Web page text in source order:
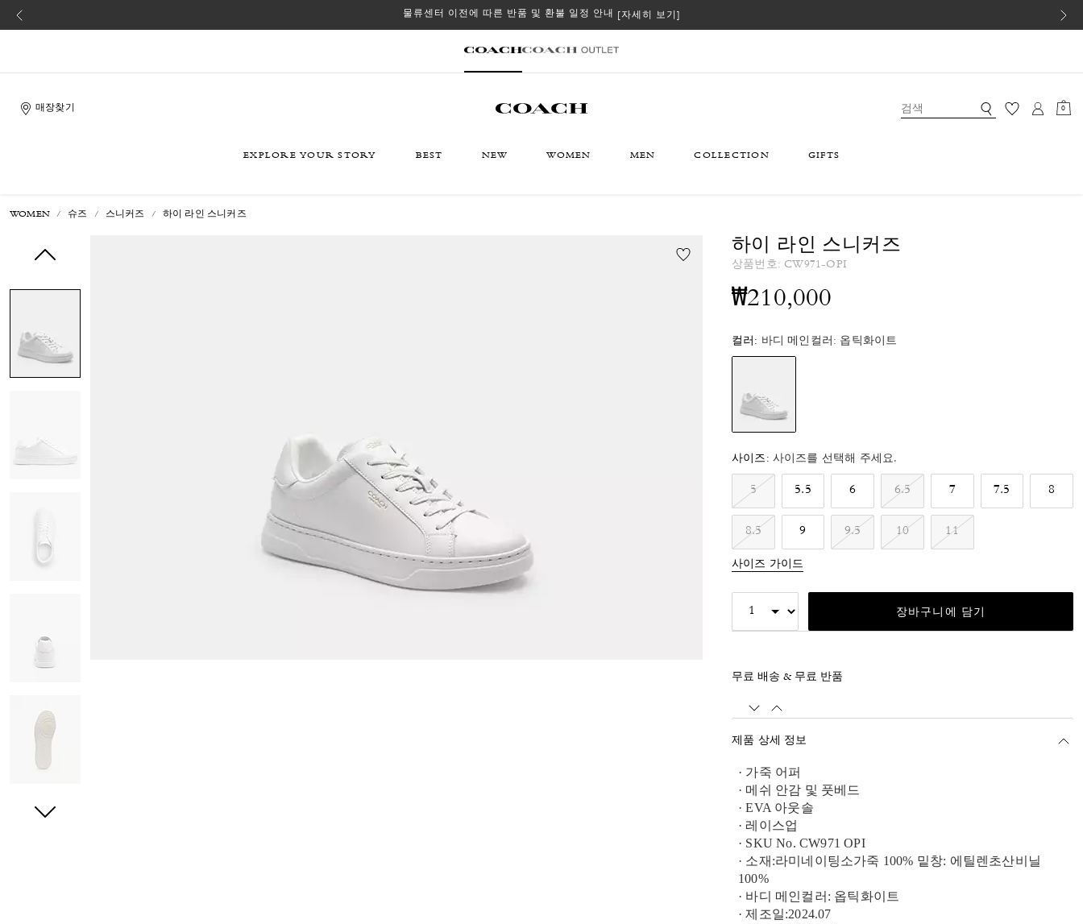
물류센터 이전에 따른 반품 및 환불 일정 안내 [자세히 보기]
매장찾기 0
EXPLORE YOUR STORY BEST NEW WOMEN MEN COLLECTION GIFTS
WOMEN 슈즈 스니커즈 하이 라인 스니커즈
하이 라인 스니커즈
상품번호: CW971-OPI
₩210,000
컬러: 바디 메인컬러: 옵틱화이트
사이즈: 사이즈를 선택해 주세요.
5 5.5 6 6.5 7 7.5 8
8.5 9 9.5 10 11
사이즈 가이드
장바구니에 담기
무료 배송 & 무료 반품
제품 상세 정보
· 가죽 어퍼
· 메쉬 안감 및 풋베드
· EVA 아웃솔
· 레이스업
· SKU No. CW971 OPI
· 소재:라미네이팅소가죽 100% 밑창: 에틸렌초산비닐
100%
· 바디 메인컬러: 옵틱화이트
· 제조일:2024.07